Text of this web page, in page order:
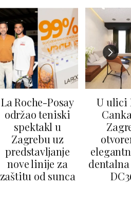
La Roche-Posay
održao teniski
spektakl u
Zagrebu uz
predstavljanje
nove linije za
zaštitu od sunca
U ulici